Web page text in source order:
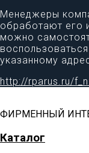
Менеджеры
обработают его
можно
указанному
http://rparus.ru/
ФИРМЕННЫЙ
Каталог